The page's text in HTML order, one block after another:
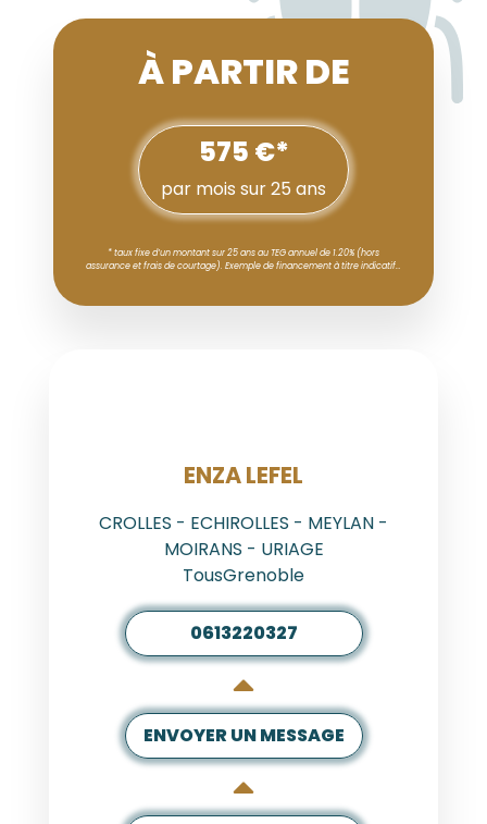
À PARTIR DE
575 €*
par mois sur 25 ans
* taux fixe d’un montant sur 25 ans au TEG annuel de 1.20% (hors
assurance et frais de courtage). Exemple de financement à titre indicatif…
AGENT
ENZA LEFEL
CROLLES - ECHIROLLES - MEYLAN -
MOIRANS - URIAGE
TousGrenoble
0613220327
ENVOYER UN MESSAGE